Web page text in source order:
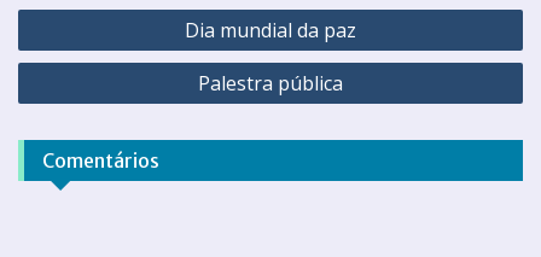
Dia mundial da paz
Palestra pública
Comentários